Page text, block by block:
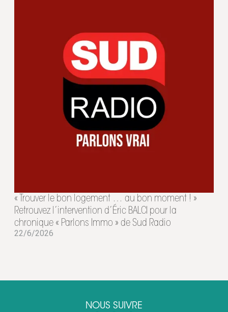
« Trouver le bon logement … au bon moment ! »
Retrouvez l’intervention d’Éric BALCI pour la
chronique « Parlons Immo » de Sud Radio
22/6/2026
NOUS SUIVRE